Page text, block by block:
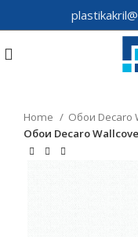
Home
Обои Decaro
Обои Decaro